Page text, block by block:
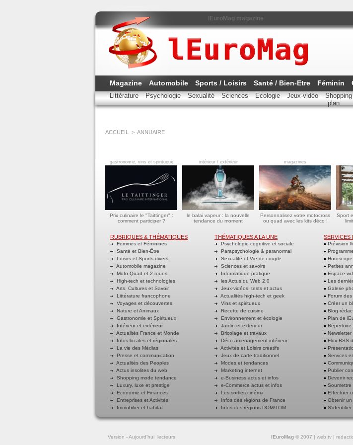
lEuroMag magazine
Magazine Automobile Sports / Loisirs Santé / Bien-Etre Féminin
Littérature Psychologie Sexualité Sciences Ecologie Jeux-vidéo
plan
ACCUEIL > ANNUAIRE
gastronomie, vins et spiritueux
Prix culinaire le "Taittinger" :
comment participer ?
intérieur / extérieur
le balai vapeur : la nouvelle
tendance du moment
magazines
Personnalisez votre motocross
ou quad avec les kits déco !
Sport
RUBRIQUES & THÉMATIQUES
Femmes et Féminines
Santé et Bien-Être
Loisirs et Sports divers
Automobile magazine
Moto Quad et 2 roues
High-tech et technologies
Arts, Cultures et Savoir
Littérature francophone
Voyages et découvertes
Nature et Animaux
Gastronomie et Spiritueux
Intérieur et extérieur
Actualités France et Monde
Infos locales et régionales
La vie des Médias
Presse et communication
Actualités des Peoples
Actus insolites du web
Shopping mode tendance
Luxury, luxe et prestige
Economie et Finances
Entreprises et Activités
Immobilier et habitat
THÉMATIQUES A LA UNE
Psychologie cognitive et sociale
Parapsychologie & paranormal
Sexualité et Vie de couple
Sciences et savoirs
Informatique pratique
les Actus du Web 2.0
Jeux-vidéos, tests et actus
Actualités high-tech et geek
Vins et spiritueux
Recette de cuisine
Environnement et écologie
Jardin et extérieur
Bricolage et travaux
Déco aménagement intérieur
Activités et Loisirs créatifs
Jeux de carte traditionnel
Modes et tendances
Marketing internet
e-Business actus et infos
e-Commerce actus et infos
Les sorties cinéma
Infos des régions de France
Infos des régions DOM/TOM
SERVICES
Prévision
Petites
Espace
Les
Galerie
Forum
Créer un
Blog
Plan de
Newsletter
Flux RSS
Services
Publier
Devenir
Soumettre
Effectuer
Obtenir
S'identifier
Version - Aujourd'hui lecteurs lEuroMag © 2007 | web tv |